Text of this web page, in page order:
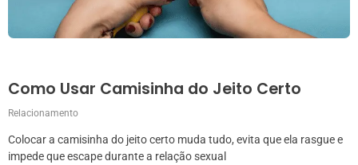
Como Usar Camisinha do Jeito Certo
Relacionamento
Colocar a camisinha do jeito certo muda tudo, evita que ela rasgue e
impede que escape durante a relação sexual